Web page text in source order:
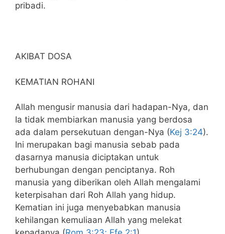
pribadi.
AKIBAT DOSA
KEMATIAN ROHANI
Allah mengusir manusia dari hadapan-Nya, dan
Ia tidak membiarkan manusia yang berdosa
ada dalam persekutuan dengan-Nya (Kej 3:24).
Ini merupakan bagi manusia sebab pada
dasarnya manusia diciptakan untuk
berhubungan dengan penciptanya. Roh
manusia yang diberikan oleh Allah mengalami
keterpisahan dari Roh Allah yang hidup.
Kematian ini juga menyebabkan manusia
kehilangan kemuliaan Allah yang melekat